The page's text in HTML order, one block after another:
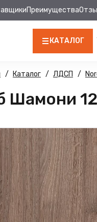
Преимущества
КАТАЛОГ
ЛДСП
КРОМКА
МДФ ПАНЕЛИ
СТОЛЕШНИЦЫ
ХДФ
ДВПО
Каталог ЛДСП
Шамони